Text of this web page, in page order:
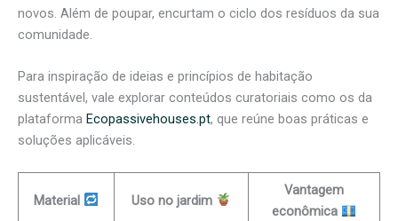
novos. Além de poupar, encurtam o ciclo dos resíduos da sua
comunidade.
Para inspiração de ideias e princípios de habitação
sustentável, vale explorar conteúdos curatoriais como os da
plataforma Ecopassivehouses.pt, que reúne boas práticas e
soluções aplicáveis.
Material Uso no jardim
Vantagem
econômica